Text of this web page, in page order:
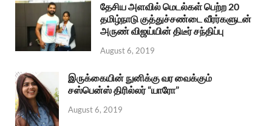
தேசிய அளவில் மெடல்கள் பெற்ற 20
தமிழ்நாடு குத்துச்சண்டை வீரர்களுடன்
அருண் விஜய்யின் திடீர் சந்திப்பு
August 6, 2019
இருக்கையின் நுனிக்கு வர வைக்கும்
சஸ்பென்ஸ் திரில்லர் “யாரோ”
August 6, 2019